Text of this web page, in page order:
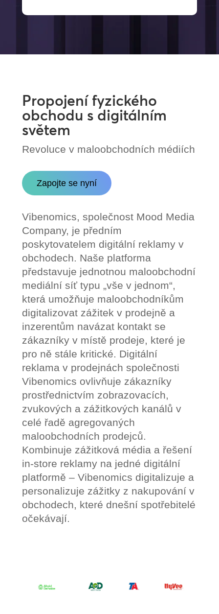
Propojení fyzického
obchodu s digitálním
světem
Revoluce v maloobchodních médiích
Zapojte se nyní
Vibenomics, společnost Mood Media
Company, je předním
poskytovatelem digitální reklamy v
obchodech. Naše platforma
představuje jednotnou maloobchodní
mediální síť typu „vše v jednom“,
která umožňuje maloobchodníkům
digitalizovat zážitek v prodejně a
inzerentům navázat kontakt se
zákazníky v místě prodeje, které je
pro ně stále kritické. Digitální
reklama v prodejnách společnosti
Vibenomics ovlivňuje zákazníky
prostřednictvím zobrazovacích,
zvukových a zážitkových kanálů v
celé řadě agregovaných
maloobchodních prodejců.
Kombinuje zážitková média a řešení
in-store reklamy na jedné digitální
platformě – Vibenomics digitalizuje a
personalizuje zážitky z nakupování v
obchodech, které dnešní spotřebitelé
očekávají.